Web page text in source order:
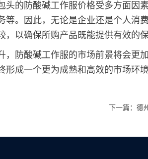
头的防酸碱工作服价格受多方面因
。因此，无论是企业还是个人消
以确保所购产品既能提供有效的
防酸碱工作服的市场前景将会更
成一个更为成熟和高效的市场环境
下一篇：德